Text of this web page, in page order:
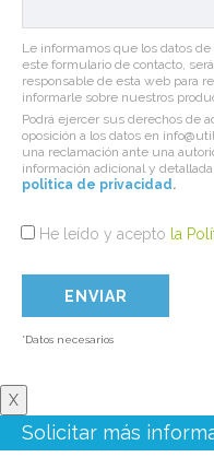
Le informamos que los datos
este formulario de contacto,
responsable de esta web para
informarle sobre nuestros
Podrá ejercer sus derechos de
oposición a los datos en
una reclamación ante una
información adicional y
politica de privacidad.
He leído y acepto la
*Datos necesarios
X
Solicitar más